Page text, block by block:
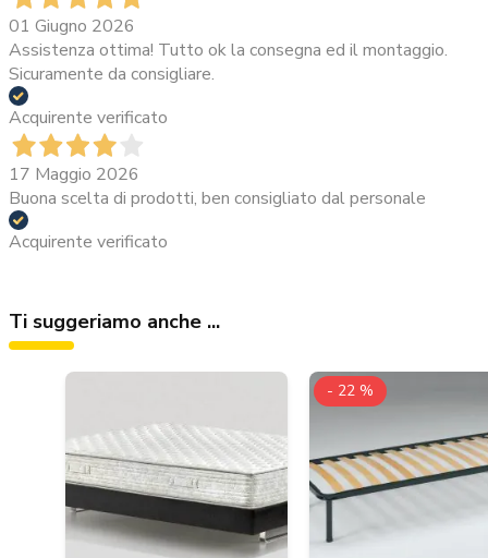
01 Giugno 2026
Assistenza ottima! Tutto ok la consegna ed il montaggio.
Sicuramente da consigliare.
Acquirente verificato
17 Maggio 2026
Buona scelta di prodotti, ben consigliato dal personale
Acquirente verificato
Ti suggeriamo anche ...
- 22 %